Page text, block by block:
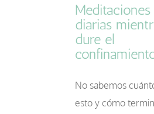
Meditaciones
diarias
dure el
No sabemos
esto y cómo